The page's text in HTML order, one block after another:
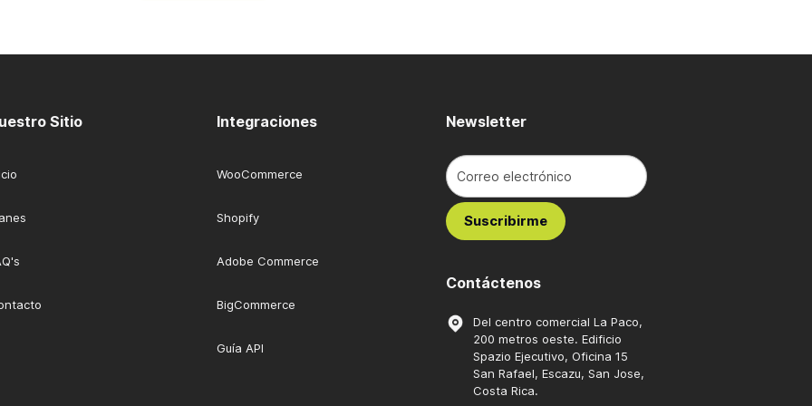
Sitio Integraciones
WooCommerce
Shopify
Adobe Commerce
BigCommerce
Guía API
Newsletter
Contáctenos
Del centro comercial La Paco,
200 metros oeste. Edificio
Spazio Ejecutivo, Oficina 15
San Rafael, Escazu, San Jose,
Costa Rica.